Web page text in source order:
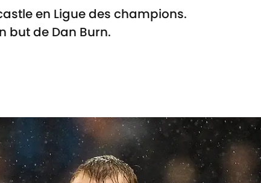
en Ligue des champions.
but de Dan Burn.